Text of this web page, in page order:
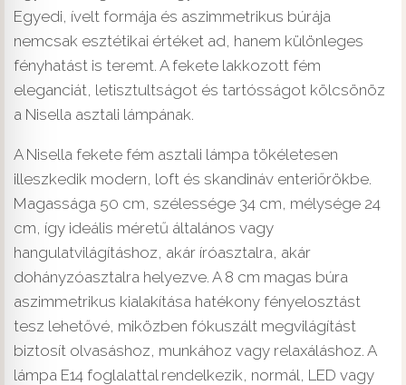
Egyedi, ívelt formája és aszimmetrikus búrája
nemcsak esztétikai értéket ad, hanem különleges
fényhatást is teremt. A fekete lakkozott fém
eleganciát, letisztultságot és tartósságot kölcsönöz
a Nisella asztali lámpának.
A Nisella fekete fém asztali lámpa tökéletesen
illeszkedik modern, loft és skandináv enteriőrökbe.
Magassága 50 cm, szélessége 34 cm, mélysége 24
cm, így ideális méretű általános vagy
hangulatvilágításhoz, akár íróasztalra, akár
dohányzóasztalra helyezve. A 8 cm magas búra
aszimmetrikus kialakítása hatékony fényelosztást
tesz lehetővé, miközben fókuszált megvilágítást
biztosít olvasáshoz, munkához vagy relaxáláshoz. A
lámpa E14 foglalattal rendelkezik, normál, LED vagy